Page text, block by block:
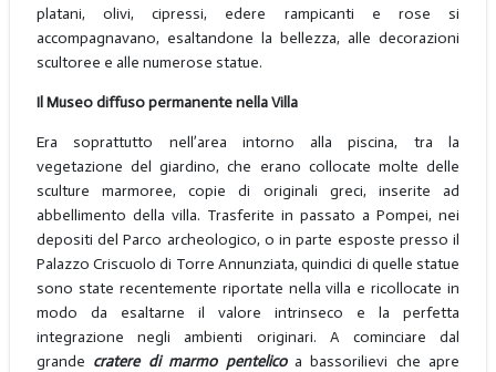
platani, olivi, cipressi, edere rampicanti e rose si
accompagnavano, esaltandone la bellezza, alle decorazioni
scultoree e alle numerose statue.
Il Museo diffuso permanente nella Villa
Era soprattutto nell’area intorno alla piscina, tra la
vegetazione del giardino, che erano collocate molte delle
sculture marmoree, copie di originali greci, inserite ad
abbellimento della villa. Trasferite in passato a Pompei, nei
depositi del Parco archeologico, o in parte esposte presso il
Palazzo Criscuolo di Torre Annunziata, quindici di quelle statue
sono state recentemente riportate nella villa e ricollocate in
modo da esaltarne il valore intrinseco e la perfetta
integrazione negli ambienti originari. A cominciare dal
grande cratere di marmo pentelicoa bassorilievi che apre